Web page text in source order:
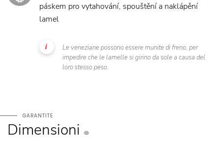
páskem pro vytahování, spouštění a naklápění
lamel
Le veneziane possono essere munite di freno, per
impedire che le lamelle si girino da sole a causa del
loro stesso peso.
GARANTITE
Dimensioni